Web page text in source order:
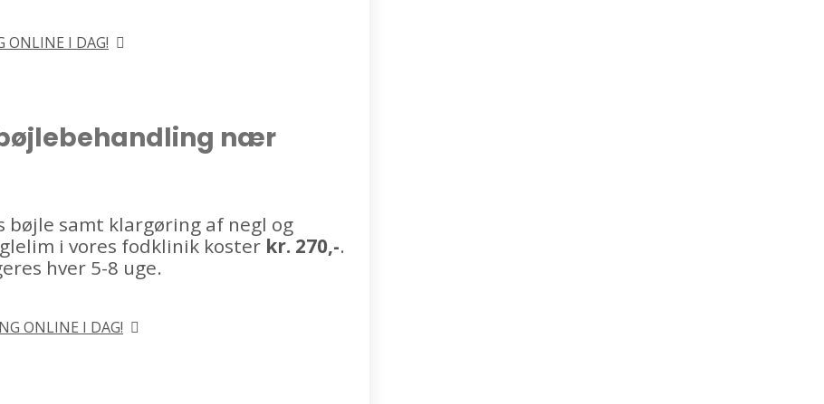
ONLINE I DAG!
nær
samt klargøring af negl og
i vores fodklinik koster kr. 270,-.
hver 5-8 uge.
ONLINE I DAG!